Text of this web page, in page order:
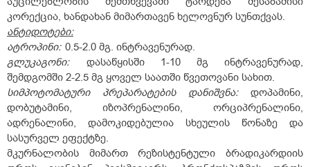
კორექცია, ხანდახან მიმართავენ ხელოვნურ სუნთქვას.
ანტიდოტები:
ატროპინი: 0.5-2.0 მგ. ინტრავენურად.
გლუკაგონი: დასაწყისში 1-10 მგ ინტრავენურად,
შემდგომში 2-2.5 მგ ყოველ საათში წვეთოვანი სახით.
სიმპოტომატური
პრეპარატების დანიშვნა: დოპამინი,
დობუტამინი, იზოპრენალინი, ორციპრენალინი,
ადრენალინი, დამოკიდებულია სხეულის წონაზე და
სასურველ ეფექტზე.
მკურნალობის მიმართ რეზისტენტული ბრადიკარდიის